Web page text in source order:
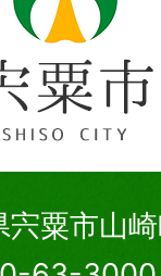
粟市山崎